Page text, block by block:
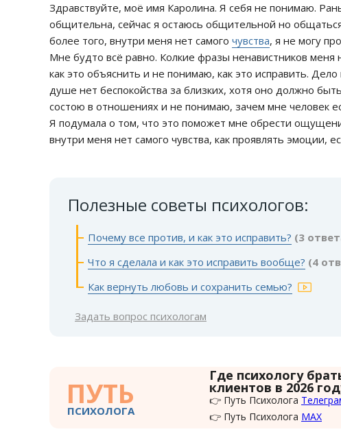
Здравствуйте, моё имя Каролина. Я себя не понимаю.
общительна, сейчас я остаюсь общительной но
более того, внутри меня нет самого чувства, я не могу
Мне будто всё равно. Колкие фразы ненавистников
как это объяснить и не понимаю, как это исправить.
душе нет беспокойства за близких, хотя оно должно
состою в отношениях и не понимаю, зачем мне человек
Я подумала о том, что это поможет мне обрести
внутри меня нет самого чувства, как проявлять эмоции,
Полезные советы психологов:
Почему все против, и как это исправить? (3
Что я сделала и как это исправить вообще? (4
Как вернуть любовь и сохранить семью?
Задать вопрос психологам
ПУТЬ
ПСИХОЛОГА
Где психологу
клиентов в 2026
👉 Путь Психолога
👉 Путь Психолога MAX